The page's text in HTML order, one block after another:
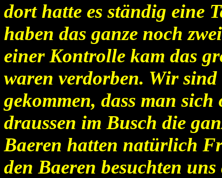
dort hatte es ständig eine
haben das ganze noch
einer Kontrolle kam das
waren verdorben. Wir
gekommen, dass man
draussen im Busch die
Baeren hatten natürlich
den Baeren besuchten uns